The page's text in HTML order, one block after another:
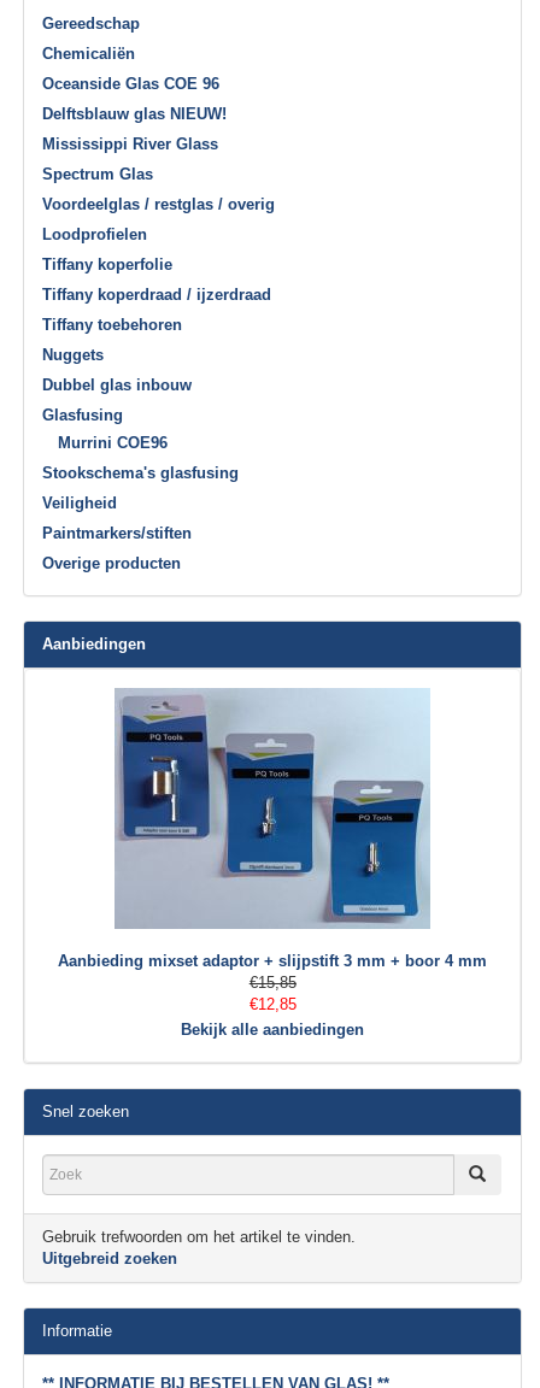
Gereedschap
Chemicaliën
Oceanside Glas COE 96
Delftsblauw glas NIEUW!
Mississippi River Glass
Spectrum Glas
Voordeelglas / restglas / overig
Loodprofielen
Tiffany koperfolie
Tiffany koperdraad / ijzerdraad
Tiffany toebehoren
Nuggets
Dubbel glas inbouw
Glasfusing
Murrini COE96
Stookschema's glasfusing
Veiligheid
Paintmarkers/stiften
Overige producten
Aanbiedingen
Aanbieding mixset adaptor + slijpstift 3 mm + boor 4 mm
€15,85
€12,85
Bekijk alle aanbiedingen
Snel zoeken
Gebruik trefwoorden om het artikel te vinden.
Uitgebreid zoeken
Informatie
** INFORMATIE BIJ BESTELLEN VAN GLAS! **